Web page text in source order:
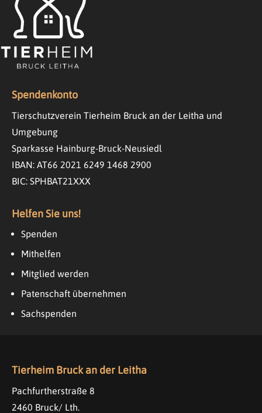
Spendenkonto
Tierschutzverein Tierheim Bruck an der Leitha und
Umgebung
Sparkasse Hainburg-Bruck-Neusiedl
IBAN: AT66 2021 6249 1468 2900
BIC: SPHBAT21XXX
Helfen Sie uns!
Spenden
Mithelfen
Mitglied werden
Patenschaft übernehmen
Sachspenden
Tierheim Bruck an der Leitha
Pachfurtherstraße 8
2460 Bruck/ Lth.